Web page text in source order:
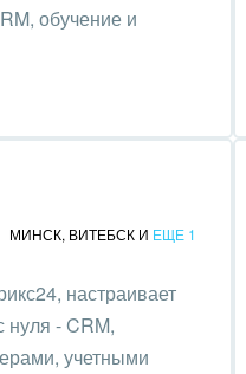
фитнес, спорт
пищевая
отрасль
туризм и отдых
обучение и
МИНСК, ВИТЕБСК И ЕЩЕ 1
настраивает
- CRM,
учетными